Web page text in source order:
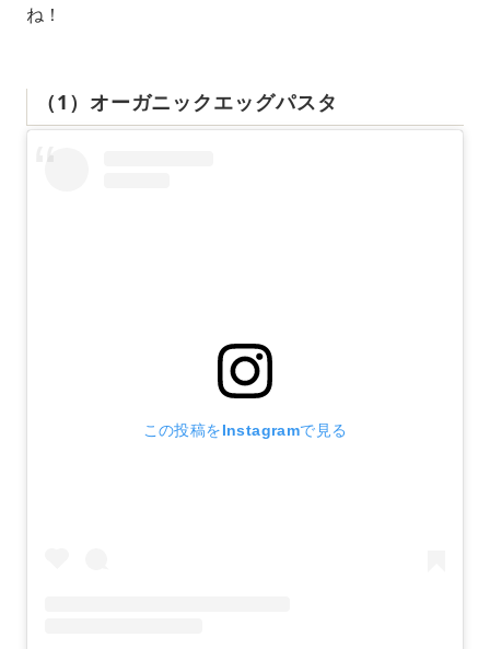
ね！
（1）オーガニックエッグパスタ
この投稿をInstagramで見る